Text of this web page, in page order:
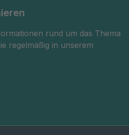
rund um das Thema
regelmäßig in unserem